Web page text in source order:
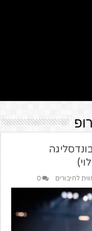
לבונדסליגה
לחיבורים 0